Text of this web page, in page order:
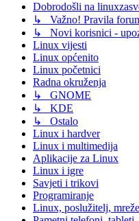
Dobrodošli na
↳ Važno! Pravila
↳ Novi korisnici -
Linux vijesti
Linux općenito
Linux početnici
Radna okruženja
↳ GNOME
↳ KDE
↳ Ostalo
Linux i hardver
Linux i multimedija
Aplikacije za Linux
Linux i igre
Savjeti i trikovi
Programiranje
Linux, poslužitelj,